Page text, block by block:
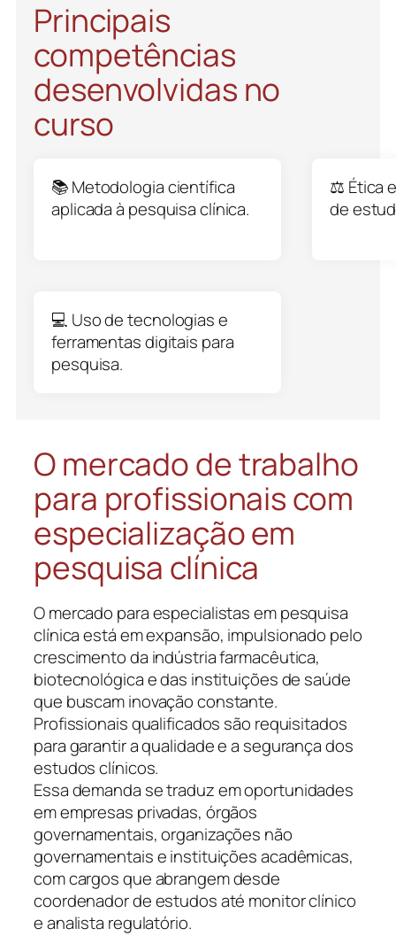
Principais
competências
desenvolvidas no
curso
📚 Metodologia científica
aplicada à pesquisa clínica.
⚖️ Ética
de
💻 Uso de tecnologias e
ferramentas digitais para
pesquisa.
O mercado de trabalho
para profissionais com
especialização em
pesquisa clínica
O mercado para especialistas em pesquisa
clínica está em expansão, impulsionado pelo
crescimento da indústria farmacêutica,
biotecnológica e das instituições de saúde
que buscam inovação constante.
Profissionais qualificados são requisitados
para garantir a qualidade e a segurança dos
estudos clínicos.
Essa demanda se traduz em oportunidades
em empresas privadas, órgãos
governamentais, organizações não
governamentais e instituições acadêmicas,
com cargos que abrangem desde
coordenador de estudos até monitor clínico
e analista regulatório.